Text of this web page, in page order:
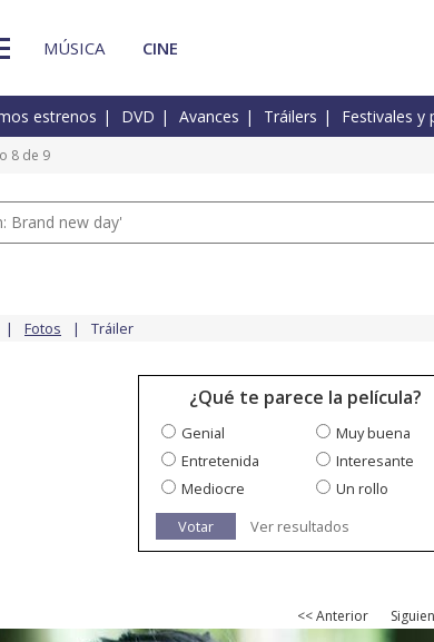
MÚSICA CINE
estrenos DVD Avances Tráilers Festivales y
8 de 9
Brand new day'
Fotos Tráiler
¿Qué te parece la película?
Genial
Muy buena
Entretenida
Interesante
Mediocre
Un rollo
Votar
Ver resultados
<< Anterior